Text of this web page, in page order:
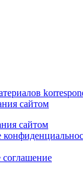
сайтом
сайтом
соглашение